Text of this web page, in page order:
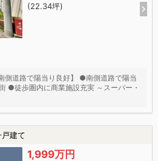
(22.34坪)
側道路で陽当り良好】 ●南側道路で陽当
●徒歩圏内に商業施設充実 ～スーパー・
建て
1,999万円